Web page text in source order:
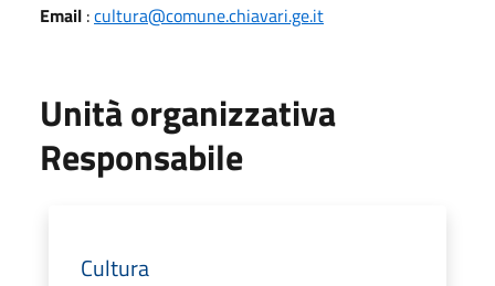
Email :cultura@comune.chiavari.ge.it
Unità organizzativa
Responsabile
Cultura